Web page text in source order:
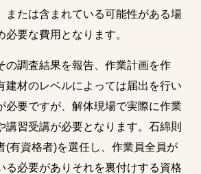
または含まれている可能性がある場
必要な費用となります。
の調査結果を報告、作業計画を作
建材のレベルによっては届出を行い
必要ですが、解体現場で実際に作業
講習受講が必要となります。石綿則
(有資格者)を選任し、作業員全員が
る必要がありそれを裏付けする資格